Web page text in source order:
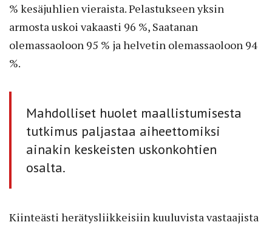
% kesäjuhlien vieraista. Pelastukseen yksin
armosta uskoi vakaasti 96 %, Saatanan
olemassaoloon 95 % ja helvetin olemassaoloon 94
%.
Mahdolliset huolet maallistumisesta
tutkimus paljastaa aiheettomiksi
ainakin keskeisten uskonkohtien
osalta.
Kiinteästi herätysliikkeisiin kuuluvista vastaajista